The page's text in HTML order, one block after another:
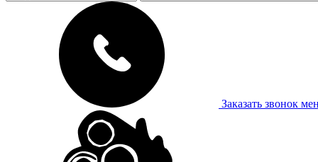
Заказать звонок